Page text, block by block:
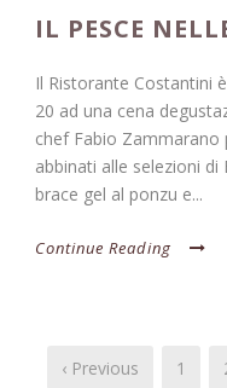
IL PESCE
Il Ristorante Costantini
20 ad una cena
chef Fabio
abbinati alle selezioni
brace gel al ponzu e...
Continue Reading
‹ Previous 1